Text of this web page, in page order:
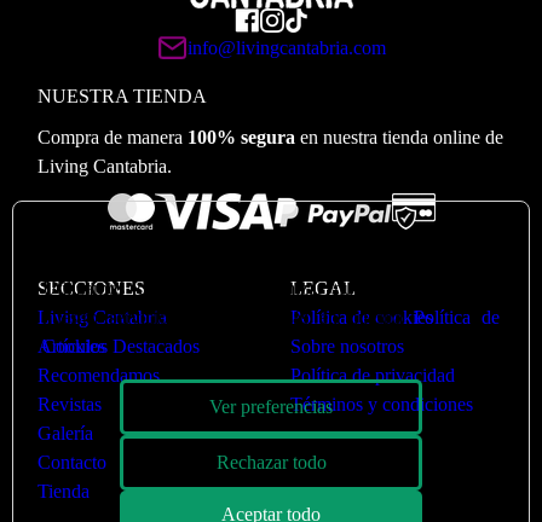
info@livingcantabria.com
NUESTRA TIENDA
Compra de manera 100% segura en nuestra tienda online de
Living Cantabria.
SECCIONES
Living Cantabria
Artículos Destacados
Recomendamos
Revistas
Galería
Contacto
Tienda
LEGAL
Política de cookies
Sobre nosotros
Política de privacidad
Términos y condiciones
Utilizamos cookies para optimizar nuestro sitio web y
nuestro servicio. Puede ver más en nuestraPolítica de
Cookies
Ver preferencias
Rechazar todo
Aceptar todo